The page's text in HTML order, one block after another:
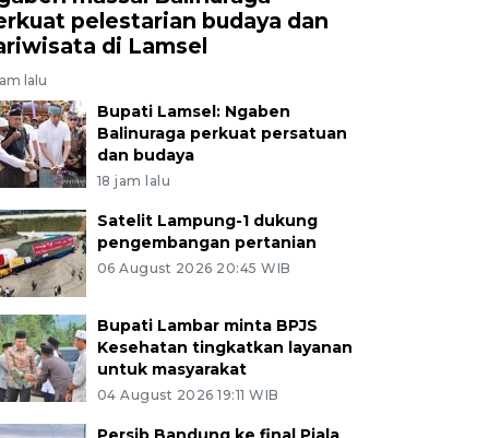
pelestarian budaya dan
di Lamsel
lalu
Bupati Lamsel: Ngaben
Balinuraga perkuat persatuan
dan budaya
18 jam lalu
Satelit Lampung-1 dukung
pengembangan pertanian
06 August 2026 20:45 WIB
Bupati Lambar minta BPJS
Kesehatan tingkatkan layanan
untuk masyarakat
04 August 2026 19:11 WIB